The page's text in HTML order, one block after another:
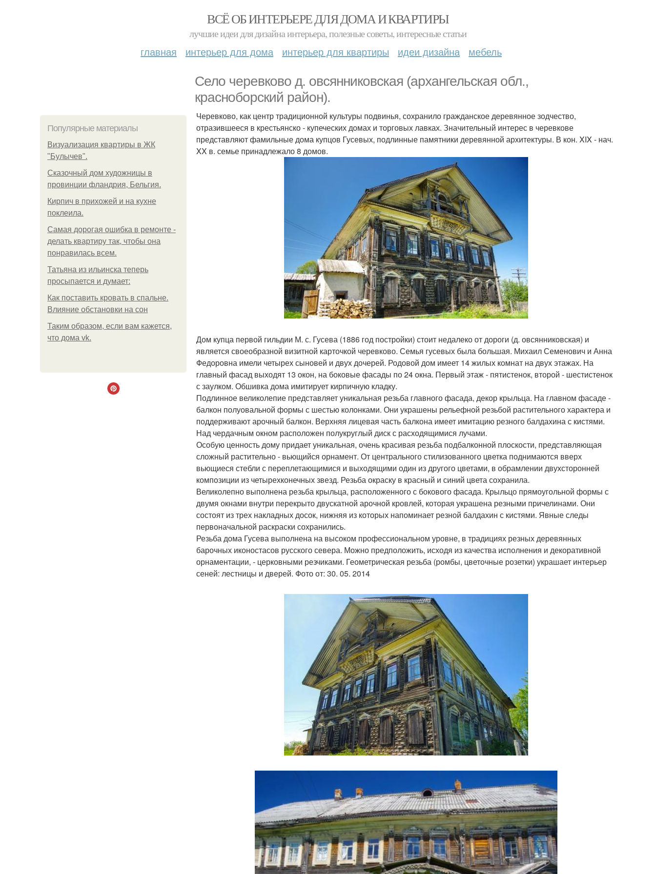
ВСЁ ОБ ИНТЕРЬЕРЕ ДЛЯ ДОМА И КВАРТИРЫ
лучшие идеи для дизайна интерьера, полезные советы, интересные статьи
главная интерьер для дома интерьер для квартиры идеи дизайна мебель
Село черевково д. овсянниковская (архангельская обл.,
красноборский район).
Популярные материалы
Визуализация квартиры в ЖК
"Булычев".
Сказочный дом художницы в
провинции фландрия, Бельгия.
Кирпич в прихожей и на кухне
поклеила.
Самая дорогая ошибка в ремонте -
делать квартиру так, чтобы она
понравилась всем.
Татьяна из ильинска теперь
просыпается и думает:
Как поставить кровать в спальне.
Влияние обстановки на сон
Таким образом, если вам кажется,
что дома vk.
Черевково, как центр традиционной культуры подвинья, сохранило гражданское деревянное зодчество,
отразившееся в крестьянско - купеческих домах и торговых лавках. Значительный интерес в черевкове
представляют фамильные дома купцов Гусевых, подлинные памятники деревянной архитектуры. В кон. XIX - нач.
XX в. семье принадлежало 8 домов.
Дом купца первой гильдии М. с. Гусева (1886 год постройки) стоит недалеко от дороги (д. овсянниковская) и
является своеобразной визитной карточкой черевково. Семья гусевых была большая. Михаил Семенович и Анна
Федоровна имели четырех сыновей и двух дочерей. Родовой дом имеет 14 жилых комнат на двух этажах. На
главный фасад выходят 13 окон, на боковые фасады по 24 окна. Первый этаж - пятистенок, второй - шестистенок
с заулком. Обшивка дома имитирует кирпичную кладку.
Подлинное великолепие представляет уникальная резьба главного фасада, декор крыльца. На главном фасаде -
балкон полуовальной формы с шестью колонками. Они украшены рельефной резьбой растительного характера и
поддерживают арочный балкон. Верхняя лицевая часть балкона имеет имитацию резного балдахина с кистями.
Над чердачным окном расположен полукруглый диск с расходящимися лучами.
Особую ценность дому придает уникальная, очень красивая резьба подбалконной плоскости, представляющая
сложный растительно - вьющийся орнамент. От центрального стилизованного цветка поднимаются вверх
вьющиеся стебли с переплетающимися и выходящими один из другого цветами, в обрамлении двухсторонней
композиции из четырехконечных звезд. Резьба окраску в красный и синий цвета сохранила.
Великолепно выполнена резьба крыльца, расположенного с бокового фасада. Крыльцо прямоугольной формы с
двумя окнами внутри перекрыто двускатной арочной кровлей, которая украшена резными причелинами. Они
состоят из трех накладных досок, нижняя из которых напоминает резной балдахин с кистями. Явные следы
первоначальной раскраски сохранились.
Резьба дома Гусева выполнена на высоком профессиональном уровне, в традициях резных деревянных
барочных иконостасов русского севера. Можно предположить, исходя из качества исполнения и декоративной
орнаментации, - церковными резчиками. Геометрическая резьба (ромбы, цветочные розетки) украшает интерьер
сеней: лестницы и дверей. Фото от: 30. 05. 2014